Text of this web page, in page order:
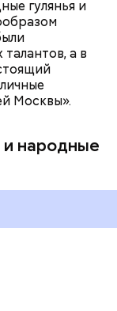
гулянья и
а в
Москвы».
и народные